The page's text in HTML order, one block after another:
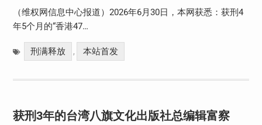
（维权网信息中心报道）2026年6月30日，本网获悉：获刑4
年5个月的“香港47…
刑满释放 , 本站首发
获刑3年的台湾八旗文化出版社总编辑富察